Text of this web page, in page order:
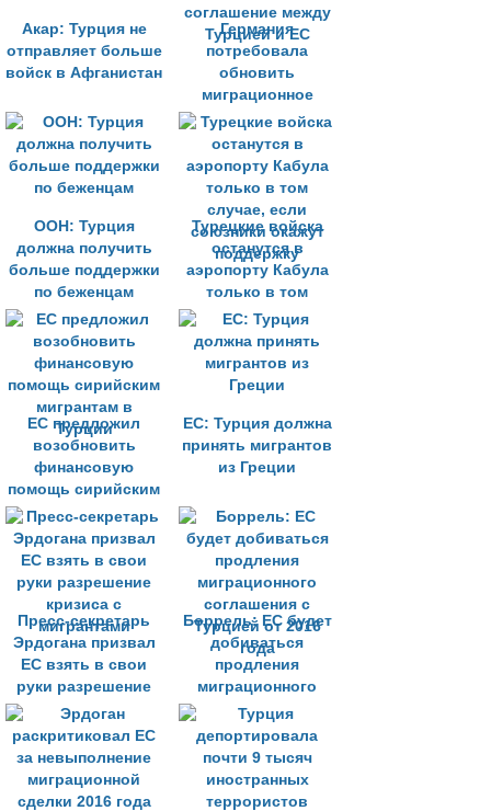
Акар: Турция не
отправляет больше
войск в Афганистан
Германия
потребовала
обновить
миграционное
соглашение между
Турцией и ЕС
ООН: Турция
должна получить
больше поддержки
по беженцам
Турецкие войска
останутся в
аэропорту Кабула
только в том
случае, если
союзники окажут
поддержку
ЕС предложил
возобновить
финансовую
помощь сирийским
мигрантам в
Турции
ЕС: Турция должна
принять мигрантов
из Греции
Пресс-секретарь
Эрдогана призвал
ЕС взять в свои
руки разрешение
кризиса с
мигрантами
Боррель: ЕС будет
добиваться
продления
миграционного
соглашения с
Турцией от 2016
года